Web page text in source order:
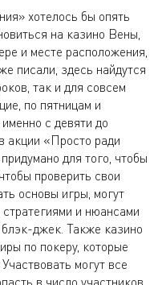
хотелось бы опять
на казино Вены,
и месте расположения,
писали, здесь найдутся
так и для совсем
по пятницам и
с девяти до
акции «Просто ради
для того, чтобы
проверить свои
основы игры, могут
и нюансами
блэк-джек. Также казино
по покеру, которые
могут все